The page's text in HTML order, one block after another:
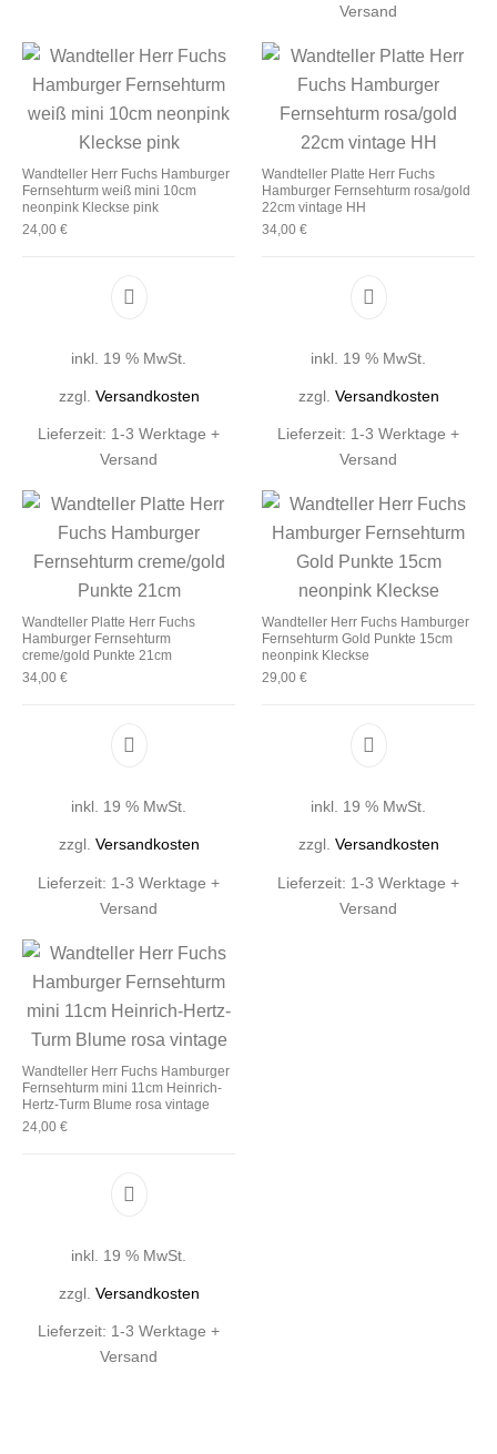
Versand
Wandteller Herr Fuchs Hamburger
Fernsehturm weiß mini 10cm
neonpink Kleckse pink
24,00 €
inkl. 19 % MwSt.
zzgl. Versandkosten
Lieferzeit: 1-3 Werktage +
Versand
Wandteller Platte Herr Fuchs
Hamburger Fernsehturm rosa/gold
22cm vintage HH
34,00 €
inkl. 19 % MwSt.
zzgl. Versandkosten
Lieferzeit: 1-3 Werktage +
Versand
Wandteller Platte Herr Fuchs
Hamburger Fernsehturm
creme/gold Punkte 21cm
34,00 €
inkl. 19 % MwSt.
zzgl. Versandkosten
Lieferzeit: 1-3 Werktage +
Versand
Wandteller Herr Fuchs Hamburger
Fernsehturm Gold Punkte 15cm
neonpink Kleckse
29,00 €
inkl. 19 % MwSt.
zzgl. Versandkosten
Lieferzeit: 1-3 Werktage +
Versand
Wandteller Herr Fuchs Hamburger
Fernsehturm mini 11cm Heinrich-
Hertz-Turm Blume rosa vintage
24,00 €
inkl. 19 % MwSt.
zzgl. Versandkosten
Lieferzeit: 1-3 Werktage +
Versand